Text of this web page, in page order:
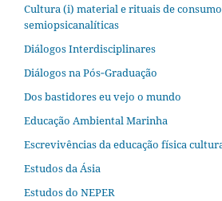
Cultura (i) material e rituais de
semiopsicanalíticas
Diálogos Interdisciplinares
Diálogos na Pós‐Graduação
Dos bastidores eu vejo o mundo
Educação Ambiental Marinha
Escrevivências da educação física
Estudos da Ásia​
Estudos do NEPER